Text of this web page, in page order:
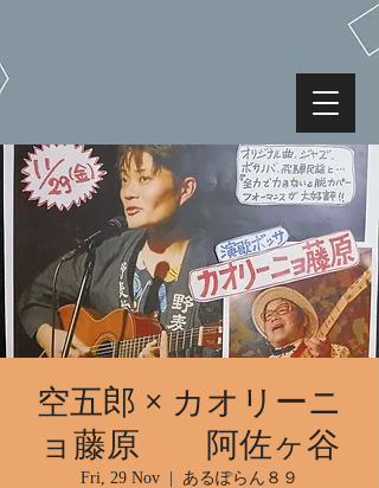
空五郎 × カオリーニ
ョ藤原 阿佐ヶ谷
Fri, 29 Nov あるぽらん８９